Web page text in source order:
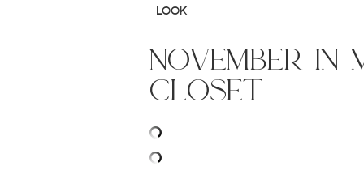
LOOK
november in
closet